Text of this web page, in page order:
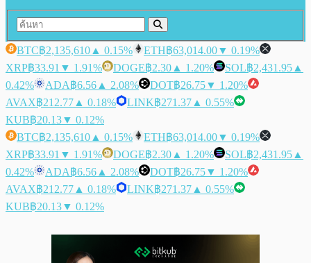
BTC฿2,135,610 ▲ 0.15% ETH฿63,014.00▼ 0.19%
XRP฿33.91 ▼ 1.91% DOGE฿2.30 ▲ 1.20% SOL฿2,431.95 ▲
0.42%
ADA฿6.56 ▲ 2.08% DOT฿26.75▼ 1.20%
AVAX฿212.77 ▲ 0.18% LINK฿271.37 ▲ 0.55%
KUB฿20.13▼ 0.12%
BTC฿2,135,610 ▲ 0.15% ETH฿63,014.00▼ 0.19%
XRP฿33.91 ▼ 1.91% DOGE฿2.30 ▲ 1.20% SOL฿2,431.95 ▲
0.42%
ADA฿6.56 ▲ 2.08% DOT฿26.75▼ 1.20%
AVAX฿212.77 ▲ 0.18% LINK฿271.37 ▲ 0.55%
KUB฿20.13▼ 0.12%